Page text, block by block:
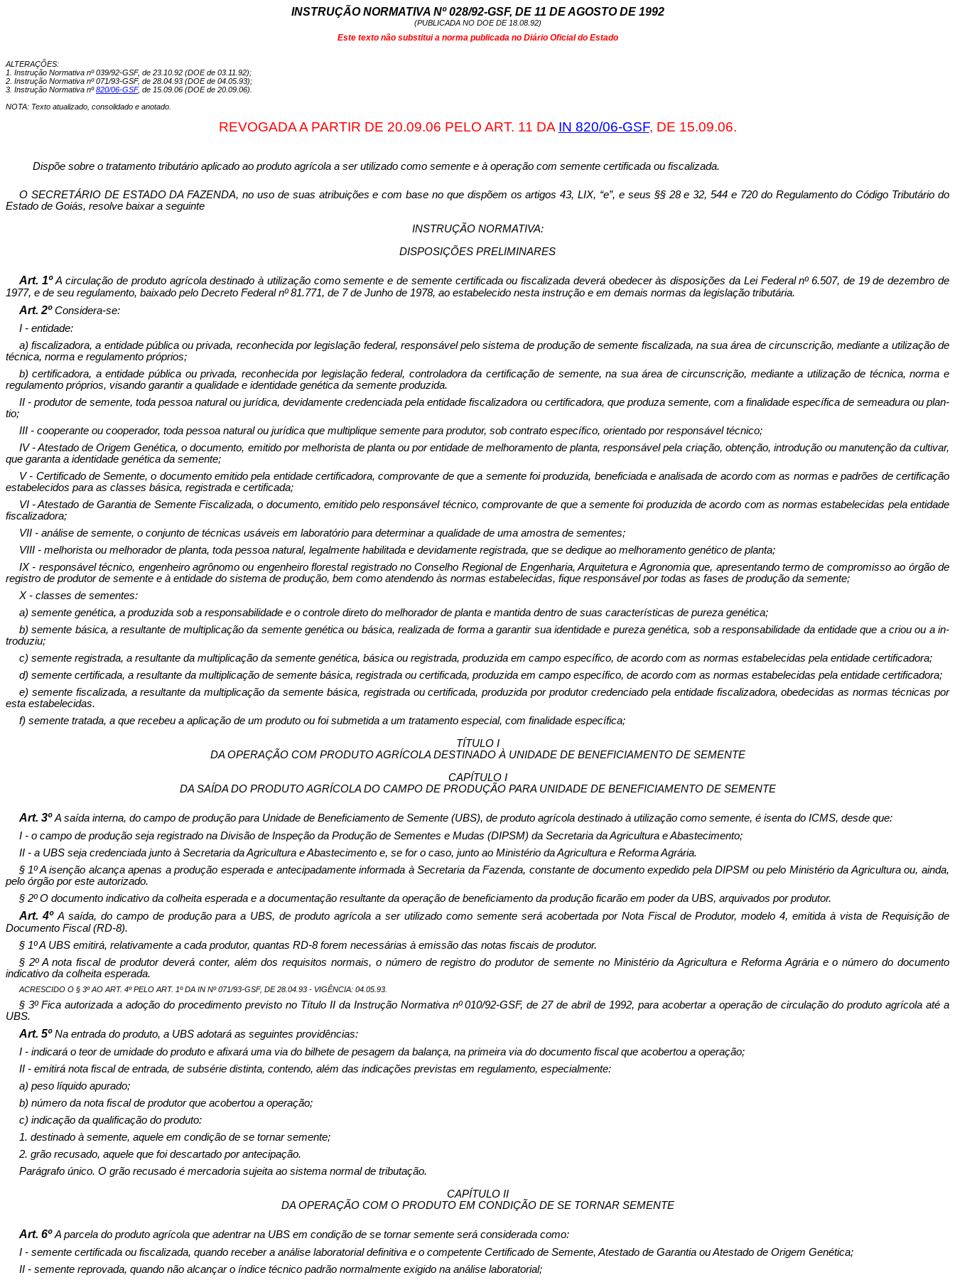
INSTRUÇÃO NORMATIVA Nº 028/92-GSF, DE 11 DE AGOSTO DE 1992
(PUBLICADA NO DOE DE 18.08.92)
Este texto não substitui a norma publicada no Diário Oficial do Estado
ALTERAÇÕES:
1. Instrução Normativa nº 039/92-GSF, de 23.10.92 (DOE de 03.11.92);
2. Instrução Normativa nº 071/93-GSF, de 28.04.93 (DOE de 04.05.93);
3. Instrução Normativa nº820/06-GSF, de 15.09.06 (DOE de 20.09.06).
NOTA: Texto atualizado, consolidado e anotado.
REVOGADA A PARTIR DE 20.09.06 PELO ART. 11 DA IN 820/06-GSF, DE 15.09.06.
Dispõe sobre o tratamento tributário aplicado ao produto agrícola a ser utilizado como semente e à operação com semente certificada ou fiscalizada.
O SECRETÁRIO DE ESTADO DA FAZENDA, no uso de suas atribuições e com base no que dispõem os ar­tigos 43, LIX, “e”, e seus §§ 28 e 32, 544 e 720 do Regulamento do Código Tri­butário do
Estado de Goiás, resolve baixar a seguinte
INSTRUÇÃO NORMATIVA:
DISPOSIÇÕES PRELIMINARES
Art. 1ºA circulação de produto agrícola destinado à utilização como semente e de semente cer­tificada ou fiscalizada deverá obedecer às disposições da Lei Federal nº 6.507, de 19 de dezembro de
1977, e de seu regula­mento, baixado pelo Decreto Federal nº 81.771, de 7 de Junho de 1978, ao estabelecido nesta instrução e em demais normas da legislação tribu­tária.
Art. 2ºConsidera-se:
I - entidade:
a) fiscalizadora, a entidade pública ou privada, reconhecida por le­gislação federal, responsável pelo sistema de produção de semente fiscali­zada, na sua área de circunscrição, mediante a utilização de
técnica, norma e regulamento próprios;
b) certificadora, a entidade pública ou privada, reconhecida por le­gislação fede­ral, controla­dora da certificação de semente, na sua área de circunscrição, mediante a uti­lização de técnica, norma e
regulamento pró­prios, visando garantir a qualidade e identidade genética da semente produ­zida.
II - produtor de semente, toda pessoa natural ou jurídica, devida­mente creden­ciada pela enti­dade fis­calizadora ou certificadora, que produza semente, com a finalidade específica de semeadura ou plan­
tio;
III - cooperante ou cooperador, toda pessoa natural ou jurídica que multiplique semente para produ­tor, sob contrato específico, orientado por responsável técnico;
IV - Atestado de Origem Genética, o documento, emitido por melho­rista de planta ou por entidade de melhoramento de planta, responsável pela criação, obtenção, introdução ou manutenção da cultivar,
que garanta a identidade genética da semente;
V - Certificado de Semente, o documento emitido pela entidade certi­ficadora, comprovante de que a semente foi produzida, beneficiada e anali­sada de acordo com as normas e padrões de certificação
estabe­lecidos para as classes básica, registrada e certificada;
VI - Atestado de Garantia de Semente Fiscalizada, o documento, emitido pelo responsável técnico, comprovante de que a semente foi produzida de acordo com as normas estabelecidas pela entidade
fiscalizadora;
VII - análise de semente, o conjunto de técnicas usáveis em laboratório para determinar a qua­lidade de uma amostra de sementes;
VIII - melhorista ou melhorador de planta, toda pessoa natural, legalmente habilitada e devida­mente registrada, que se dedique ao melhoramento genético de planta;
IX - responsável técnico, engenheiro agrônomo ou engenheiro florestal registrado no Conselho Regional de Engenharia, Arquitetura e Agronomia que, apresentando termo de compromisso ao órgão de
registro de produtor de semente e à entidade do sistema de produção, bem como atendendo às normas estabelecidas, fique responsável por todas as fases de produção da semente;
X - classes de sementes:
a) semente genética, a produzida sob a responsabilidade e o controle direto do melhorador de planta e mantida dentro de suas características de pureza genética;
b) semente básica, a resultante de multiplicação da semente genética ou básica, realizada de forma a garantir sua identidade e pureza genética, sob a responsabilidade da entidade que a criou ou a in­
troduziu;
c) semente registrada, a resultante da multiplicação da semente ge­nética, básica ou registrada, produ­zida em campo específico, de acordo com as normas estabelecidas pela entidade certificadora;
d) semente certificada, a resultante da multiplicação de semente básica, registrada ou certifi­cada, produzida em campo específico, de acordo com as normas estabelecidas pela entidade certificadora;
e) semente fiscalizada, a resultante da multiplicação da semente básica, registrada ou certificada, produzida por produtor credenciado pela entidade fiscalizadora, obedecidas as normas técnicas por
esta estabelecidas.
f) semente tratada, a que recebeu a aplicação de um produto ou foi submetida a um tratamento espe­cial, com finalidade específica;
TÍTULO I
DA OPERAÇÃO COM PRODUTO AGRÍCOLA DESTINADO À UNIDADE DE BENEFICIAMENTO DE SEMENTE
CAPÍTULO I
DA SAÍDA DO PRODUTO AGRÍCOLA DO CAMPO DE PRODUÇÃO PARA UNIDADE DE BENEFICIAMENTO DE SEMENTE
Art. 3ºA saída interna, do campo de produção para Unidade de Beneficiamento de Semente (UBS), de produto agrícola destinado à utilização como semente, é isenta do ICMS, desde que:
I - o campo de produção seja registrado na Divisão de Inspeção da Produção de Sementes e Mudas (DIPSM) da Secretaria da Agricultura e Abastecimento;
II - a UBS seja credenciada junto à Secretaria da Agricultura e Abastecimento e, se for o caso, junto ao Ministério da Agricultura e Reforma Agrária.
§ 1º A isenção alcança apenas a produção esperada e antecipadamente informada à Secretaria da Fa­zenda, constante de documento expedido pela DIPSM ou pelo Ministério da Agricultura ou, ainda,
pelo órgão por este au­torizado.
§ 2º O documento indicativo da colheita esperada e a documentação resultante da operação de benefi­ciamento da produção ficarão em poder da UBS, arquivados por produtor.
Art. 4º A saída, do campo de produção para a UBS, de produto agrí­cola a ser utilizado como se­mente será acobertada por Nota Fiscal de Produ­tor, modelo 4, emitida à vista de Requisição de
Documento Fiscal (RD-8).
§ 1º A UBS emitirá, relativamente a cada produtor, quantas RD-8 fo­rem necessárias à emissão das notas fiscais de produtor.
§ 2º A nota fiscal de produtor deverá conter, além dos requisitos normais, o nú­mero de registro do produtor de semente no Ministério da Agri­cultura e Reforma Agrária e o número do documento
indicativo da co­lheita esperada.
ACRESCIDO O § 3º AO ART. 4º PELO ART. 1º DA IN Nº 071/93-GSF, DE 28.04.93 - VIGÊNCIA: 04.05.93.
§ 3º Fica autorizada a adoção do procedimento previsto no Título II da Instrução Normativa nº 010/92-GSF, de 27 de abril de 1992, para acobertar a operação de circulação do produto agrícola até a
UBS.
Art. 5ºNa entrada do produto, a UBS adotará as seguintes providências:
I - indicará o teor de umidade do produto e afixará uma via do bi­lhete de pesagem da balança, na primeira via do documento fiscal que aco­bertou a operação;
II - emitirá nota fiscal de entrada, de subsérie distinta, contendo, além das indicações pre­vistas em regulamento, especialmente:
a) peso líquido apurado;
b) número da nota fiscal de produtor que acobertou a operação;
c) indicação da qualificação do produto:
1. destinado à semente, aquele em condição de se tornar semente;
2. grão recusado, aquele que foi descartado por antecipação.
Parágrafo único. O grão recusado é mercadoria sujeita ao sistema normal de tributação.
CAPÍTULO II
DA OPERAÇÃO COM O PRODUTO EM CONDIÇÃO DE SE TORNAR SEMENTE
Art. 6ºA parcela do produto agrícola que adentrar na UBS em con­dição de se tornar semente será considerada como:
I - semente certificada ou fiscalizada, quando receber a análise la­boratorial de­finitiva e o competente Certificado de Semente, Atestado de Garantia ou Atestado de Origem Genética;
II - semente reprovada, quando não alcançar o índice técnico padrão normalmente exigido na aná­lise laboratorial;